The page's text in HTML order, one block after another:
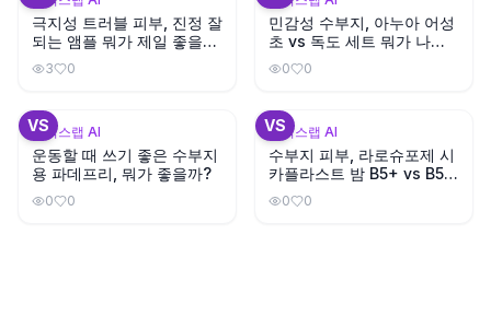
극지성 트러블 피부, 진정 잘
되는 앰플 뭐가 제일 좋을
까?3 0
민감성 수부지, 아누아 어성
초 vs 독도 세트 뭐가 나을
까?0 0
VS
뷰틱스랩 AI
운동할 때 쓰기 좋은 수부지
용 파데프리, 뭐가 좋을까?
0 0
VS
뷰틱스랩 AI
수부지 피부, 라로슈포제 시
카플라스트 밤 B5+ vs B5
뭐가 다를까?
0 0